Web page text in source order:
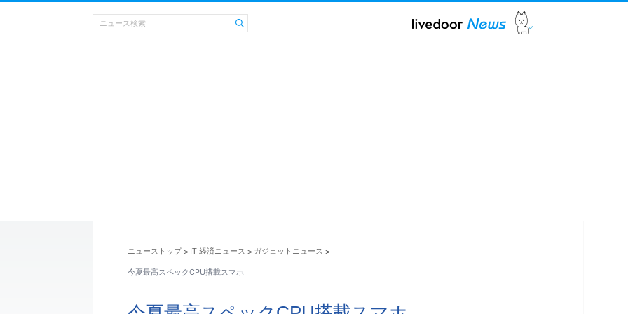
ニューストップ > IT 経済ニュース > ガジェットニュース >
今夏最高スペックCPU搭載スマホ